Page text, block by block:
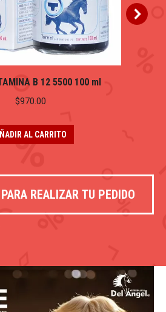
B 12 5500 100 ml
$970.00
AL CARRITO
REALIZAR TU PEDIDO